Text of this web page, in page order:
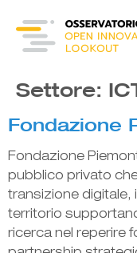
Settore:
Fondazione
Fondazione
pubblico privato
transizione digitale,
territorio
ricerca nel reperire